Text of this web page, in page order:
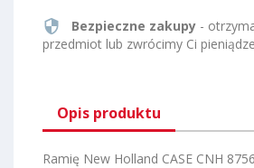
security Bezpieczne zakupy -
przedmiot lub zwrócimy Ci
Opis produktu
Ramię New Holland CASE CNH